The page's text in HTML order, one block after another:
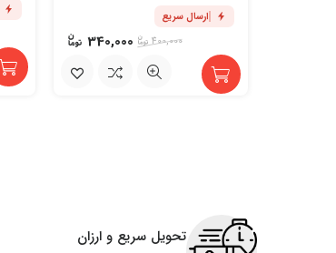
ارسال سریع
400,000
340,000
تحویل سریع و ارزان